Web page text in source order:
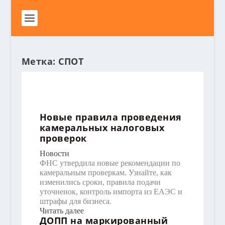
Метка: СПОТ
Новые правила проведения
камеральных налоговых
проверок
Новости
ФНС утвердила новые рекомендации по
камеральным проверкам. Узнайте, как
изменились сроки, правила подачи
уточненок, контроль импорта из ЕАЭС и
штрафы для бизнеса.
Читать далее
ДОПП на маркированный